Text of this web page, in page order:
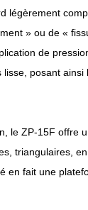
légèrement
» ou de «
de
posant
le ZP-15F offre
triangulaires,
en fait une